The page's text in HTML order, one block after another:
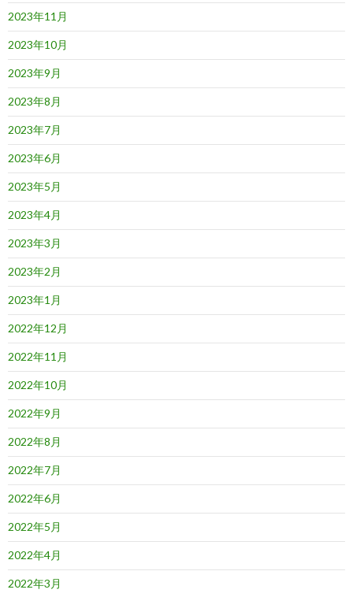
2023年11月
2023年10月
2023年9月
2023年8月
2023年7月
2023年6月
2023年5月
2023年4月
2023年3月
2023年2月
2023年1月
2022年12月
2022年11月
2022年10月
2022年9月
2022年8月
2022年7月
2022年6月
2022年5月
2022年4月
2022年3月